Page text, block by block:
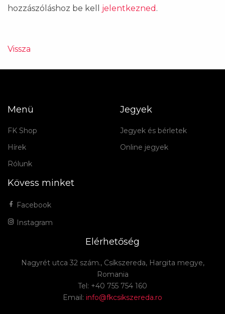
hozzászóláshoz be kell jelentkezned .
Vissza
Menü
FK Shop
Hírek
Rólunk
Jegyek
Jegyek és bérletek
Online jegyek
Kövess minket
Facebook
Instagram
Elérhetőség
Nagyrét utca 32 szám., Csíkszereda, Hargita megye,
Romania
Tel: +40 755 754 160
Email: info@fkcsikszereda.ro